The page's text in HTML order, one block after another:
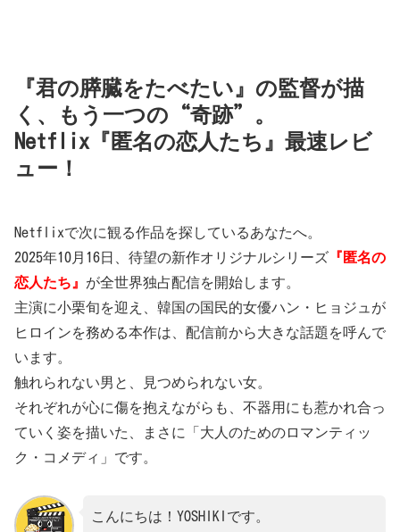
『君の膵臓をたべたい』の監督が描
く、もう一つの“奇跡”。
Netflix『匿名の恋人たち』最速レビ
ュー！
Netflixで次に観る作品を探しているあなたへ。
2025年10月16日、待望の新作オリジナルシリーズ 『匿名の
恋人たち』 が全世界独占配信を開始します。
主演に小栗旬を迎え、韓国の国民的女優ハン・ヒョジュが
ヒロインを務める本作は、配信前から大きな話題を呼んで
います。
触れられない男と、見つめられない女。
それぞれが心に傷を抱えながらも、不器用にも惹かれ合っ
ていく姿を描いた、まさに「大人のためのロマンティッ
ク・コメディ」です。
こんにちは！YOSHIKIです。